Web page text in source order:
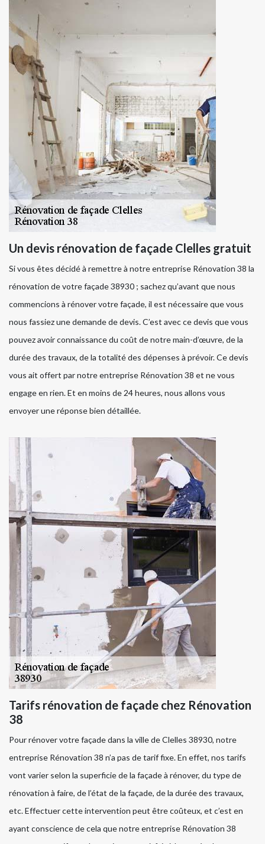
Un devis rénovation de façade Clelles gratuit
Si vous êtes décidé à remettre à notre entreprise Rénovation 38 la
rénovation de votre façade 38930 ; sachez qu’avant que nous
commencions à rénover votre façade, il est nécessaire que vous
nous fassiez une demande de devis. C’est avec ce devis que vous
pouvez avoir connaissance du coût de notre main-d’œuvre, de la
durée des travaux, de la totalité des dépenses à prévoir. Ce devis
vous ait offert par notre entreprise Rénovation 38 et ne vous
engage en rien. Et en moins de 24 heures, nous allons vous
envoyer une réponse bien détaillée.
Tarifs rénovation de façade chez Rénovation
38
Pour rénover votre façade dans la ville de Clelles 38930, notre
entreprise Rénovation 38 n’a pas de tarif fixe. En effet, nos tarifs
vont varier selon la superficie de la façade à rénover, du type de
rénovation à faire, de l’état de la façade, de la durée des travaux,
etc. Effectuer cette intervention peut être coûteux, et c’est en
ayant conscience de cela que notre entreprise Rénovation 38